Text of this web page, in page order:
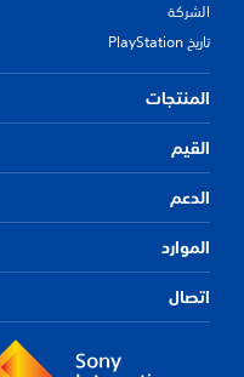
الشركة
تاريخ PlayStation
المنتجات
القيم
الدعم
الموارد
اتصال